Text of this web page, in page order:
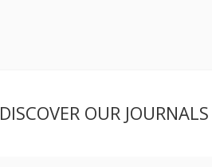
DISCOVER OUR JOURNALS